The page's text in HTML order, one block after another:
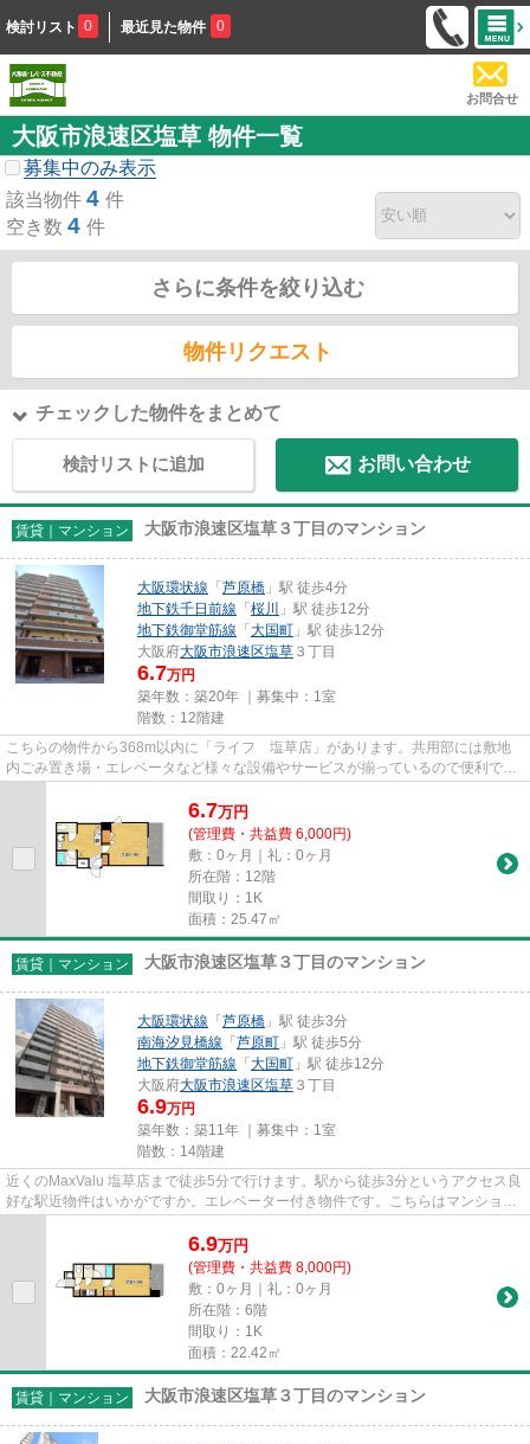
検討リスト 0 最近見た物件 0
お問合せ
大阪市浪速区塩草 物件一覧
募集中のみ表示
該当物件 4 件
空き数 4 件
さらに条件を絞り込む
物件リクエスト
チェックした物件をまとめて
検討リストに追加 お問い合わせ
賃貸｜マンション 大阪市浪速区塩草３丁目のマンション
大阪環状線 「 芦原橋 」駅 徒歩4分
地下鉄千日前線 「 桜川
」駅 徒歩12分
地下鉄御堂筋線 「 大国町 」駅 徒歩12分
大阪府大阪市浪速区塩草 ３丁目
6.7万円
築年数：築20年 ｜募集中： 1室
階数：12階建
こちらの物件から368m以内に「ライフ 塩草店」があります。共用部には敷地
内ごみ置き場・エレベータなど様々な設備やサービスが揃っているので便利で
6.7万円
(管理費・共益費 6,000円)
敷：0ヶ月｜礼：0ヶ月
所在階：12階
間取り：1K
面積：25.47㎡
賃貸｜マンション 大阪市浪速区塩草３丁目のマンション
大阪環状線 「 芦原橋 」駅 徒歩3分
南海汐見橋線 「 芦原町 」駅 徒歩5分
地下鉄御堂筋線 「 大国町 」駅 徒歩12分
大阪府大阪市浪速区塩草 ３丁目
6.9万円
築年数：築11年 ｜募集中： 1室
階数：14階建
近くのMaxValu 塩草店まで徒歩5分で行けます。駅から徒歩3分というアクセス良
好な駅近物件はいかがですか。エレベーター付き物件です。こちらはマンション
6.9万円
(管理費・共益費 8,000円)
敷：0ヶ月｜礼：0ヶ月
所在階：6階
間取り：1K
面積：22.42㎡
賃貸｜マンション 大阪市浪速区塩草３丁目のマンション